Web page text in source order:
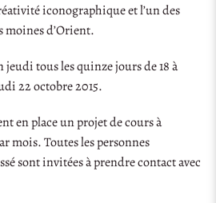
iconographique et l’un des
moines d’Orient.
tous les quinze jours de 18 à
22 octobre 2015.
en place un projet de cours à
mois. Toutes les personnes
sont invitées à prendre contact avec